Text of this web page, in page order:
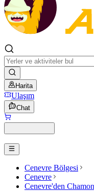
Harita
Ulaşım
Chat
Cenevre Bölgesi
Cenevre
Cenevre'den